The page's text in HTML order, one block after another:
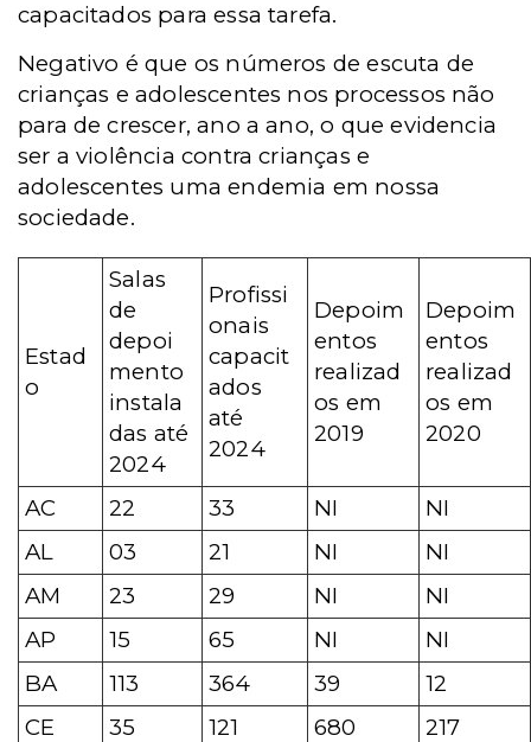
capacitados para essa tarefa.
Negativo é que os números de escuta de
crianças e adolescentes nos processos não
para de crescer, ano a ano, o que evidencia
ser a violência contra crianças e
adolescentes uma endemia em nossa
sociedade.
Estad
o
Salas
de
depoi
mento
instala
das até
2024
Profissi
onais
capacit
ados
até
2024
Depoim
entos
realizad
os em
2019
Depoim
entos
realizad
os em
2020
AC 22 33 NI
NI
AL
03 21 NI
NI
AM
23 29 NI
NI
AP
15 65 NI
NI
BA
113 364 39
12
CE
35 121 680
217